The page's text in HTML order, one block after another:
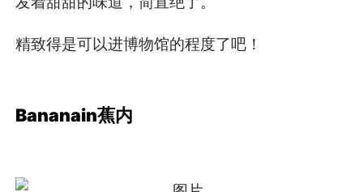
精致得是可以进博物馆的程度了吧！
Bananain蕉内